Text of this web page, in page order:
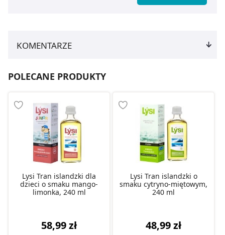
POLECANE PRODUKTY
Lysi Tran islandzki dla
dzieci o smaku mango-
limonka, 240 ml
58,99 zł
Lysi Tran islandzki o
smaku cytryno-miętowym,
240 ml
48,99 zł
KOMENTARZE